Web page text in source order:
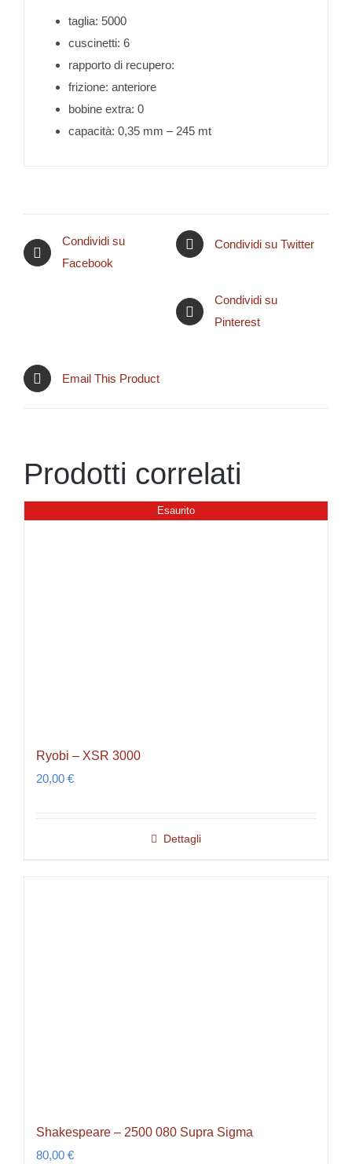
taglia: 5000
cuscinetti: 6
rapporto di recupero:
frizione: anteriore
bobine extra: 0
capacità: 0,35 mm – 245 mt
Condividi su
Facebook
Condividi su Twitter
Condividi su
Pinterest
Email This Product
Prodotti correlati
Esaurito
Ryobi – XSR 3000
20,00 €
Dettagli
Shakespeare – 2500 080 Supra Sigma
80,00 €